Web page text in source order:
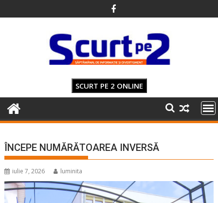
to
SCURT PE 2 ONLINE
ÎNCEPE NUMĂRĂTOAREA INVERSĂ
iulie 7, 2026 luminita